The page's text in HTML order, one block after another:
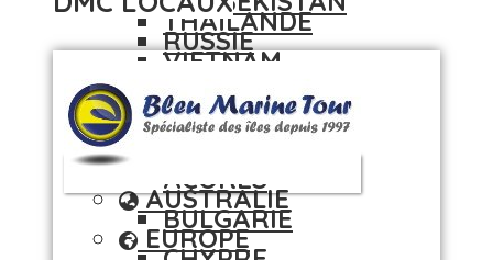
THAÏLANDE
VIETNAM
AUSTRALIE
EUROPE
AÇORES
BULGARIE
RUSSIE
THAÏLANDE
AUSTRALIE
EUROPE